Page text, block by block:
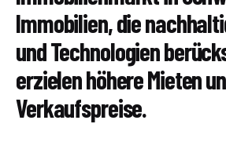
Immobilien, die
und Technologien
erzielen höhere Mieten
Verkaufspreise.